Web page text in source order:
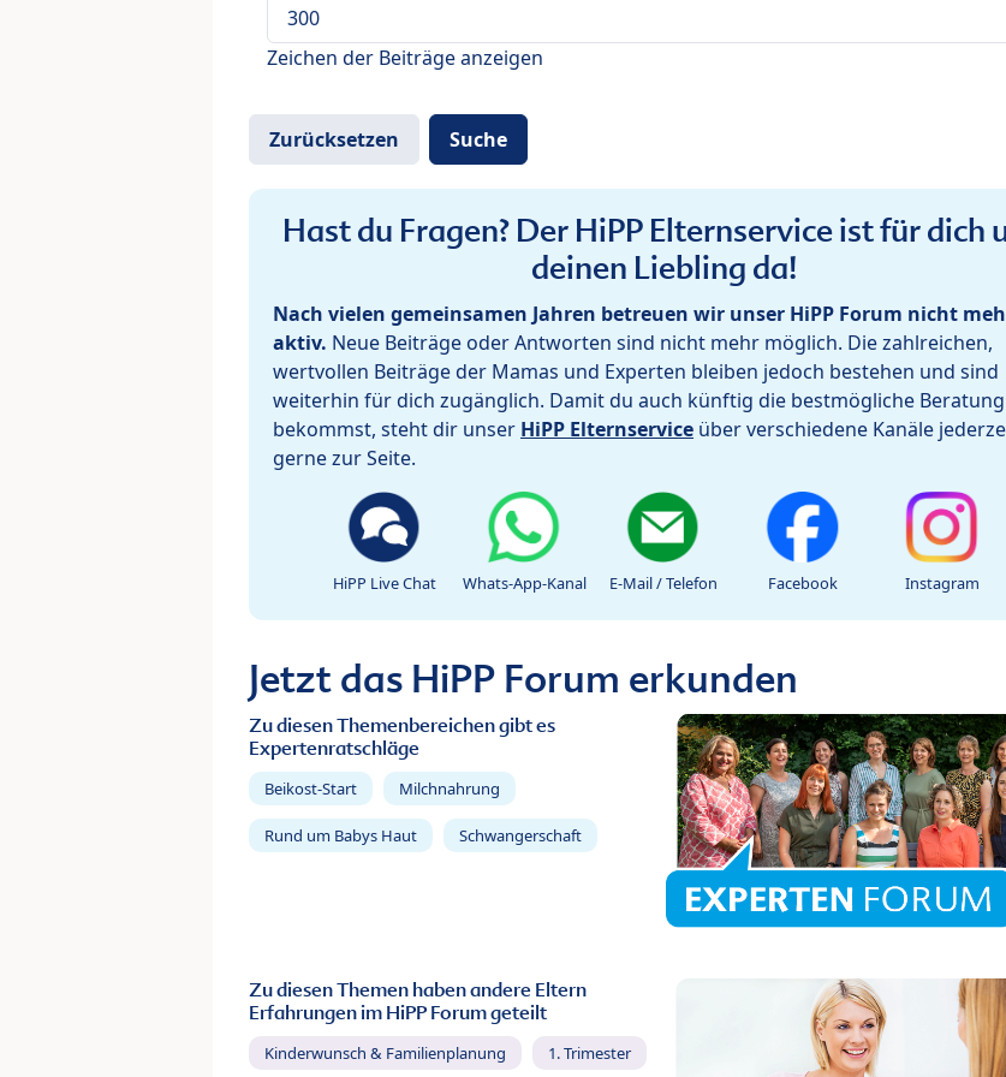
Zeichen der Beiträge anzeigen
Hast du Fragen? Der HiPP Elternservice ist für dich
deinen Liebling da!
Nach vielen gemeinsamen Jahren betreuen wir unser HiPP Forum nicht
aktiv. Neue Beiträge oder Antworten sind nicht mehr möglich. Die zahlreichen,
wertvollen Beiträge der Mamas und Experten bleiben jedoch bestehen und sind
weiterhin für dich zugänglich. Damit du auch künftig die bestmögliche Beratung
bekommst, steht dir unser HiPP Elternservice über verschiedene Kanäle
gerne zur Seite.
HiPP Live Chat Whats-App-Kanal E-Mail / Telefon Facebook Instagram
Jetzt das HiPP Forum erkunden
Zu diesen Themenbereichen gibt es
Expertenratschläge
Beikost-Start Milchnahrung
Rund um Babys Haut Schwangerschaft
Zu diesen Themen haben andere Eltern
Erfahrungen im HiPP Forum geteilt
Kinderwunsch & Familienplanung 1. Trimester